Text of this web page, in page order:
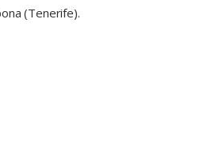
(Tenerife).